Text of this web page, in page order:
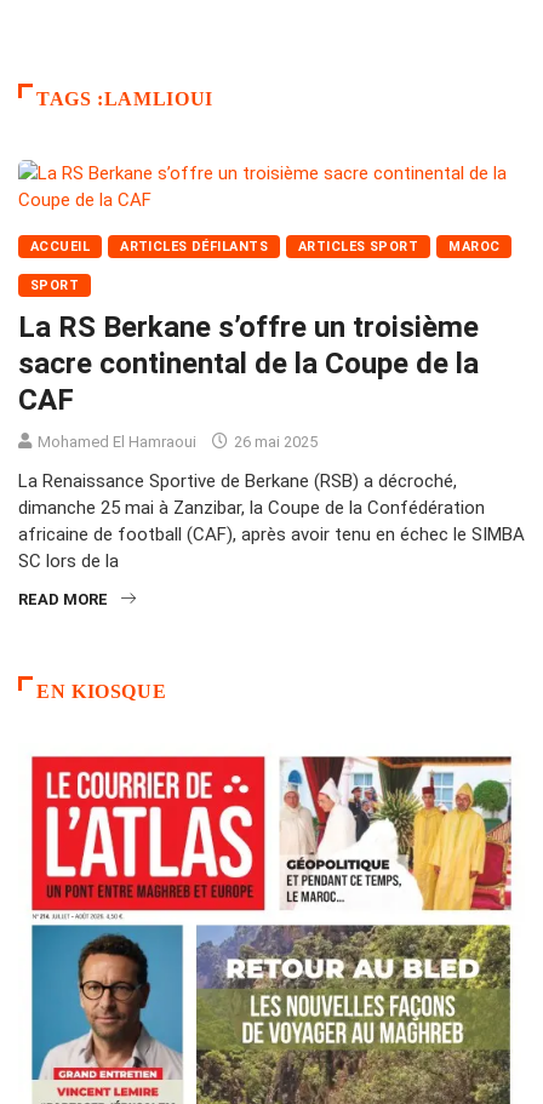
TAGS :LAMLIOUI
ACCUEIL ARTICLES DÉFILANTS ARTICLES SPORT MAROC
SPORT
La RS Berkane s’offre un troisième
sacre continental de la Coupe de la
CAF
Mohamed El Hamraoui 26 mai 2025
La Renaissance Sportive de Berkane (RSB) a décroché,
dimanche 25 mai à Zanzibar, la Coupe de la Confédération
africaine de football (CAF), après avoir tenu en échec le SIMBA
SC lors de la
READ MORE
EN KIOSQUE